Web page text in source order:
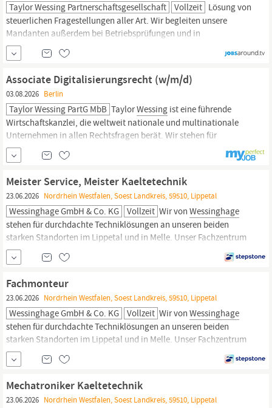
Taylor Wessing Partnerschaftsgesellschaft Vollzeit Lösung von
steuerlichen Fragestellungen aller Art. Wir begleiten unsere
Mandanten außerdem bei Betriebsprüfungen und in
Finanzgerichtsverfahren. Dabei arbeiten wir eng mit unseren
Kolleginnen und Kollegen aus den anderen Rechtsgebieten sowie
Wessing-Verbunds
zusammen. - Mobiles Arbeiten - Vertrauensurlaub -
Associate Digitalisierungsrecht (w/m/d)
03.08.2026 Berlin
Taylor Wessing PartG MbB TaylorWessing ist eine führende
Wirtschaftskanzlei, die weltweit nationale und multinationale
Unternehmen in allen Rechtsfragen berät. Wir stehen für
exzellente Rechtsberatung, tiefgründig, in aller Breite und
dennoch auf den Punkt. Mit unserem Leitgedanken „Challenge
hinterfragen und
Meister Service, Meister Kaeltetechnik
23.06.2026 Nordrhein Westfalen, Soest Landkreis, 59510, Lippetal
Wessinghage GmbH & Co. KG Vollzeit Wir von Wessinghage
stehen für durchdachte Techniklösungen an unseren beiden
starken Standorten im Lippetal und in Melle. Unser Fachzentrum
vereint die Kompetenzen in der Kälte- und Klimatechnik,
Elektrotechnik sowie im SHK-Bereich und in der Melk- und
durch moderne Systeme und...
Fachmonteur
23.06.2026 Nordrhein Westfalen, Soest Landkreis, 59510, Lippetal
Wessinghage GmbH & Co. KG Vollzeit Wir von Wessinghage
stehen für durchdachte Techniklösungen an unseren beiden
starken Standorten im Lippetal und in Melle. Unser Fachzentrum
vereint die Kompetenzen in der Kälte- und Klimatechnik,
Elektrotechnik sowie im SHK-Bereich und in der Melk- und
durch moderne Systeme und...
Mechatroniker Kaeltetechnik
23.06.2026 Nordrhein Westfalen, Soest Landkreis, 59510, Lippetal